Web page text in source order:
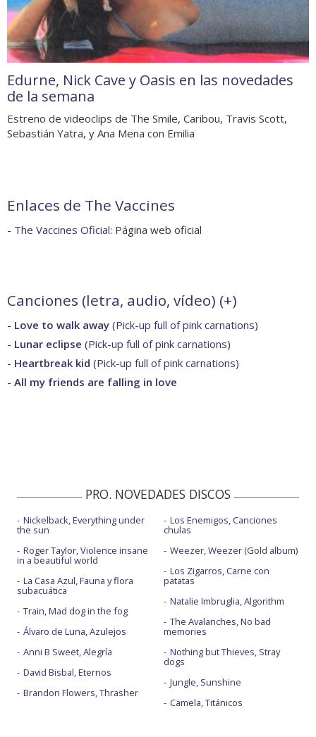
Edurne, Nick Cave y Oasis en las novedades
de la semana
Estreno de videoclips de The Smile, Caribou, Travis Scott,
Sebastián Yatra, y Ana Mena con Emilia
Enlaces de The Vaccines
- The Vaccines Oficial: Página web oficial
Canciones (letra, audio, vídeo) (+)
- Love to walk away (Pick-up full of pink carnations)
- Lunar eclipse (Pick-up full of pink carnations)
- Heartbreak kid (Pick-up full of pink carnations)
- All my friends are falling in love
PRO. NOVEDADES DISCOS
Nickelback, Everything under
the sun
Roger Taylor, Violence insane
in a beautiful world
La Casa Azul, Fauna y flora
subacuática
Train, Mad dog in the fog
Álvaro de Luna, Azulejos
Anni B Sweet, Alegría
David Bisbal, Eternos
Brandon Flowers, Thrasher
Los Enemigos, Canciones
chulas
Weezer, Weezer (Gold album)
Los Zigarros, Carne con
patatas
Natalie Imbruglia, Algorithm
The Avalanches, No bad
memories
Nothing but Thieves, Stray
dogs
Jungle, Sunshine
Camela, Titánicos